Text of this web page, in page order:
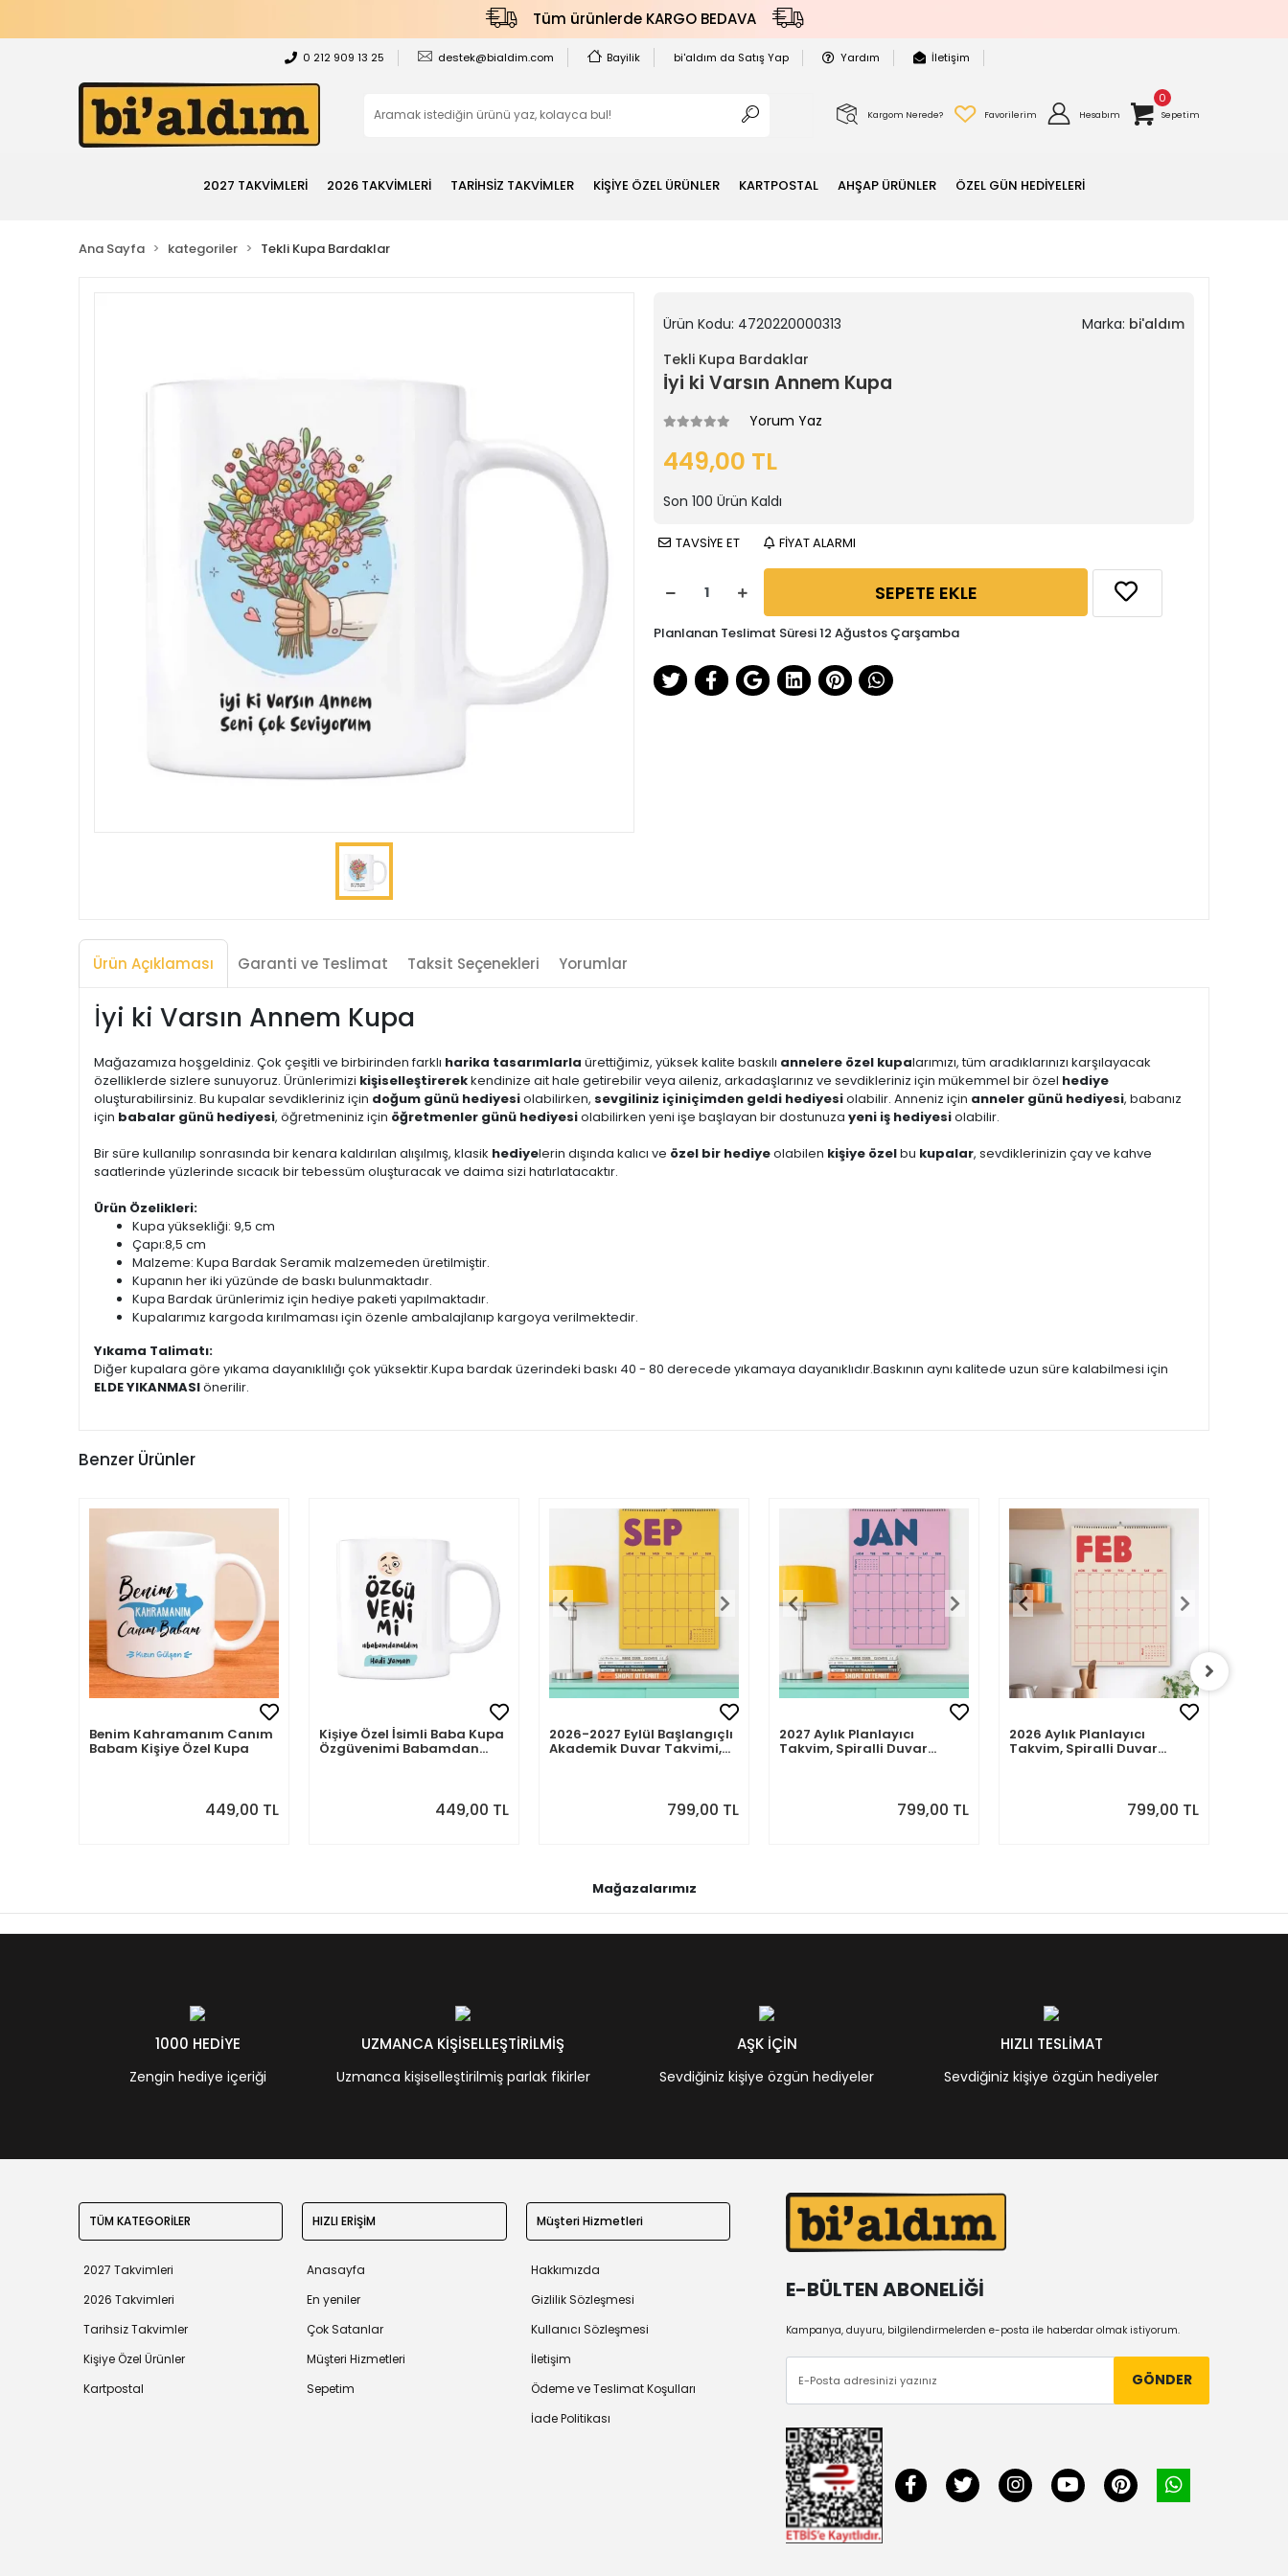
Tüm ürünlerde KARGO BEDAVA
0 212 909 13 25 destek@bialdim.com Bayilik bi'aldım da Satış Yap Yardım İletişim
Kargom Nerede? Favorilerim Hesabım
0
Sepetim
2027 TAKVİMLERİ 2026 TAKVİMLERİ TARİHSİZ TAKVİMLER KİŞİYE ÖZEL ÜRÜNLER KARTPOSTAL AHŞAP ÜRÜNLER ÖZEL GÜN HEDİYELERİ
Ana Sayfa kategoriler Tekli Kupa Bardaklar
Ürün Kodu: 4720220000313 Marka: bi'aldım
Tekli Kupa Bardaklar
İyi ki Varsın Annem Kupa
Yorum Yaz
449,00 TL
Son 100 Ürün Kaldı
TAVSİYE ET FİYAT ALARMI
SEPETE EKLE
Planlanan Teslimat Süresi 12 Ağustos Çarşamba
Ürün Açıklaması Garanti ve Teslimat Taksit Seçenekleri Yorumlar
İyi ki Varsın Annem Kupa
Mağazamıza hoşgeldiniz. Çok çeşitli ve birbirinden farklı harika tasarımlarla ürettiğimiz, yüksek kalite baskılı annelere özel kupalarımızı, tüm aradıklarınızı karşılayacak
özelliklerde sizlere sunuyoruz. Ürünlerimizi kişiselleştirerekkendinize ait hale getirebilir veya aileniz, arkadaşlarınız ve sevdikleriniz için mükemmel bir özel hediye
oluşturabilirsiniz. Bu kupalar sevdikleriniz için doğum günü hediyesiolabilirken, sevgiliniz içiniçimden geldi hediyesiolabilir. Anneniz için anneler günü hediyesi, babanız
için babalar günü hediyesi, öğretmeniniz için öğretmenler günü hediyesiolabilirken yeni işe başlayan bir dostunuza yeni iş hediyesiolabilir.
Bir süre kullanılıp sonrasında bir kenara kaldırılan alışılmış, klasik hediyelerin dışında kalıcı ve özel bir hediyeolabilen kişiye özelbu kupalar, sevdiklerinizin çay ve kahve
saatlerinde yüzlerinde sıcacık bir tebessüm oluşturacak ve daima sizi hatırlatacaktır.
Ürün Özelikleri:
Kupa yüksekliği: 9,5 cm
Çapı:8,5 cm
Malzeme: Kupa Bardak Seramik malzemeden üretilmiştir.
Kupanın her iki yüzünde de baskı bulunmaktadır.
Kupa Bardak ürünlerimiz için hediye paketi yapılmaktadır.
Kupalarımız kargoda kırılmaması için özenle ambalajlanıp kargoya verilmektedir.
Yıkama Talimatı:
Diğer kupalara göre yıkama dayanıklılığı çok yüksektir.Kupa bardak üzerindeki baskı 40 - 80 derecede yıkamaya dayanıklıdır.Baskının aynı kalitede uzun süre kalabilmesi için
ELDE YIKANMASIönerilir.
Benzer Ürünler
Kişiye Özel İsimli Baba Kupa
Özgüvenimi Babamdan
449,00 TL
2026-2027 Eylül Başlangıçlı
Akademik Duvar Takvimi,
799,00 TL
2027 Aylık Planlayıcı
Takvim, Spiralli Duvar
799,00 TL
2026 Aylık Planlayıcı
Takvim, Spiralli Duvar
799,00 TL
Zamansız Aylık Planlayıcı
Takvim, Tarihsiz Retro
699,00 TL
Mağazalarımız
1000 HEDİYE
Zengin hediye içeriği
UZMANCA KİŞİSELLEŞTİRİLMİŞ
Uzmanca kişiselleştirilmiş parlak fikirler
AŞK İÇİN
Sevdiğiniz kişiye özgün hediyeler
HIZLI TESLİMAT
Sevdiğiniz kişiye özgün hediyeler
TÜM KATEGORİLER
2027 Takvimleri
2026 Takvimleri
Tarihsiz Takvimler
Kişiye Özel Ürünler
Kartpostal
HIZLI ERİŞİM
Anasayfa
En yeniler
Çok Satanlar
Müşteri Hizmetleri
Sepetim
Müşteri Hizmetleri
Hakkımızda
Gizlilik Sözleşmesi
Kullanıcı Sözleşmesi
İletişim
Ödeme ve Teslimat Koşulları
İade Politikası
E-BÜLTEN ABONELİĞİ
Kampanya, duyuru, bilgilendirmelerden e-posta ile haberdar olmak istiyorum.
GÖNDER